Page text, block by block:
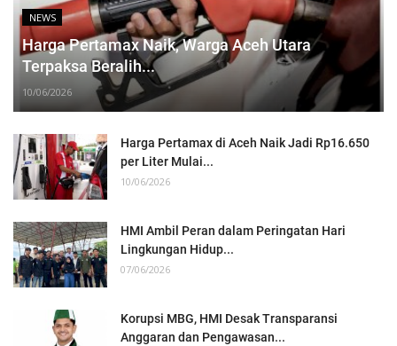
NEWS
Harga Pertamax Naik, Warga Aceh Utara
Terpaksa Beralih...
10/06/2026
Harga Pertamax di Aceh Naik Jadi Rp16.650
per Liter Mulai...
10/06/2026
HMI Ambil Peran dalam Peringatan Hari
Lingkungan Hidup...
07/06/2026
Korupsi MBG, HMI Desak Transparansi
Anggaran dan Pengawasan...